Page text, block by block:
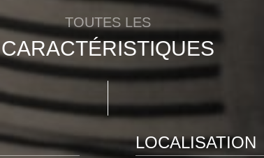
TOUTES LES
CARACTÉRISTIQUES
LOCALISATION